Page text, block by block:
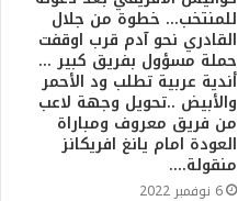
للمنتخب… خطوة من جلال
القادري نحو آدم قرب اوقفت
حملة مسؤول بفريق كبير …
أندية عربية تطلب ود الأحمر
والأبيض ..تحويل وجهة لاعب
من فريق معروف ومباراة
العودة امام يانغ افريكانز
منقولة….
6 نوفمبر 2022